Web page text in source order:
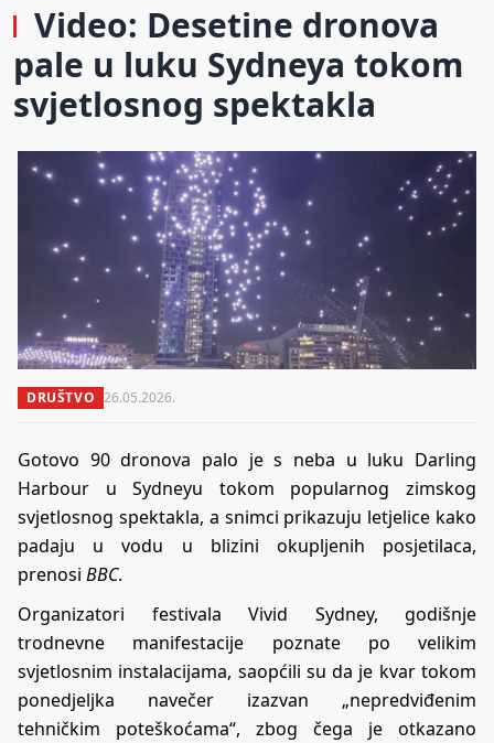
Video: Desetine dronova
pale u luku Sydneya tokom
svjetlosnog spektakla
DRUŠTVO 26.05.2026.
Gotovo 90 dronova palo je s neba u luku Darling
Harbour u Sydneyu tokom popularnog zimskog
svjetlosnog spektakla, a snimci prikazuju letjelice kako
padaju u vodu u blizini okupljenih posjetilaca,
prenosi BBC.
Organizatori festivala Vivid Sydney, godišnje
trodnevne manifestacije poznate po velikim
svjetlosnim instalacijama, saopćili su da je kvar tokom
ponedjeljka navečer izazvan „nepredviđenim
tehničkim poteškoćama“, zbog čega je otkazano